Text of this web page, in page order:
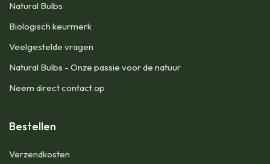
Natural Bulbs
Biologisch keurmerk
Veelgestelde vragen
Natural Bulbs - Onze passie voor de natuur
Neem direct contact op
Bestellen
​Verzendkosten